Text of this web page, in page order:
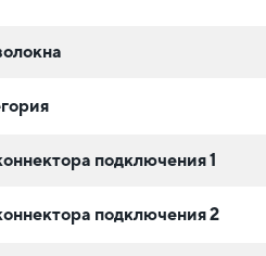
подключения 1
подключения 2